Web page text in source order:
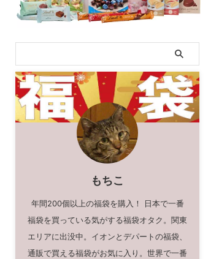
もちこ
年間200個以上の福袋を購入！ 日本で一番
福袋を買っている気がする福袋オタク。関東
エリアに出没中。イオンとデパートの福袋、
通販で買える福袋がお気に入り。世界で一番